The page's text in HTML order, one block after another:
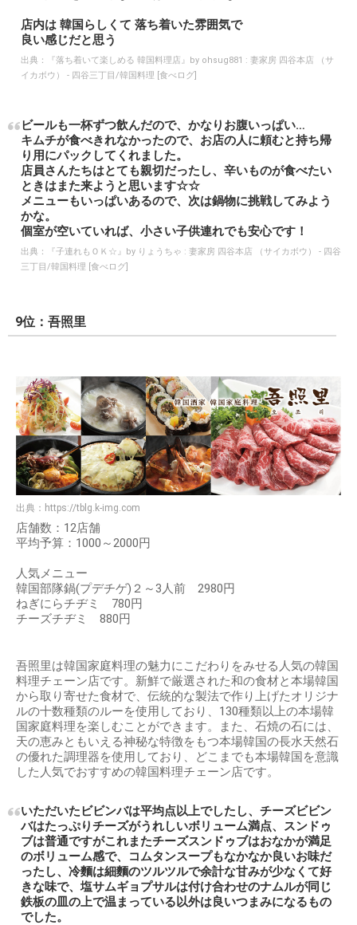
店内は 韓国らしくて 落ち着いた雰囲気で
良い感じだと思う
出典：
『落ち着いて楽しめる 韓国料理店』by ohsug881 : 妻家房 四谷本店 （サ
イカボウ） - 四谷三丁目/韓国料理 [食べログ]
ビールも一杯ずつ飲んだので、かなりお腹いっぱい…
キムチが食べきれなかったので、お店の人に頼むと持ち帰
り用にパックしてくれました。
店員さんたちはとても親切だったし、辛いものが食べたい
ときはまた来ようと思います☆☆
メニューもいっぱいあるので、次は鍋物に挑戦してみよう
かな。
個室が空いていれば、小さい子供連れでも安心です！
出典：
『子連れもＯＫ☆』by りょうちゃ : 妻家房 四谷本店 （サイカボウ） - 四谷
三丁目/韓国料理 [食べログ]
9位：吾照里
出典： https://tblg.k-img.com
店舗数：12店舗
平均予算：1000～2000円
人気メニュー
韓国部隊鍋(プデチゲ)２～3人前 2980円
ねぎにらチヂミ 780円
チーズチヂミ 880円
吾照里は韓国家庭料理の魅力にこだわりをみせる人気の韓国
料理チェーン店です。新鮮で厳選された和の食材と本場韓国
から取り寄せた食材で、伝統的な製法で作り上げたオリジナ
ルの十数種類のルーを使用しており、130種類以上の本場韓
国家庭料理を楽しむことができます。また、石焼の石には、
天の恵みともいえる神秘な特徴をもつ本場韓国の長水天然石
の優れた調理器を使用しており、どこまでも本場韓国を意識
した人気でおすすめの韓国料理チェーン店です。
いただいたビビンバは平均点以上でしたし、チーズビビン
バはたっぷりチーズがうれしいボリューム満点、スンドゥ
ブは普通ですがこれまたチーズスンドゥブはおなかが満足
のボリューム感で、コムタンスープもなかなか良いお味だ
ったし、冷麵は細麵のツルツルで余計な甘みが少なくて好
きな味で、塩サムギョプサルは付け合わせのナムルが同じ
鉄板の皿の上で温まっている以外は良いつまみになるもの
でした。